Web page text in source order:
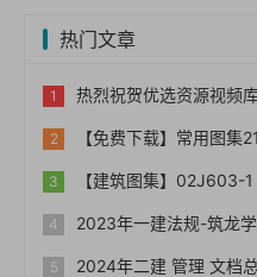
热门文章
热烈祝贺优选资源视频库（
【免费下载】常用图集212本
【建筑图集】02J603-1 铝
2023年一建法规-筑龙
2024年二建 管理 文档